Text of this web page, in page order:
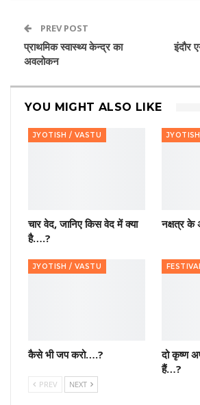
PREV POST
प्राथमिक स्वास्थ्य केन्द्र का
अवलोकन
इंदौर
YOU MIGHT ALSO LIKE
JYOTISH / VASTU
चार वेद, जानिए किस वेद में क्या
है….?
नक्षत्र के
JYOTISH / VASTU
कैसे भी जप करो….?
दो कृष्ण
हैं…?
PREV NEXT